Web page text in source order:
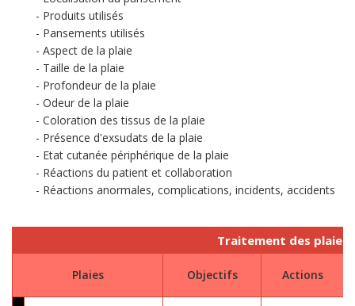
Produits utilisés
Pansements utilisés
Aspect de la plaie
Taille de la plaie
Profondeur de la plaie
Odeur de la plaie
Coloration des tissus de la plaie
Présence d'exsudats de la plaie
Etat cutanée périphérique de la plaie
Réactions du patient et collaboration
Réactions anormales, complications, incidents, accidents
Traitement des plaies
Plaies Objectifs Actions